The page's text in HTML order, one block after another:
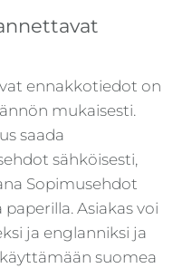
ennakkotiedot on
mukaisesti.
saada
sähköisesti,
Sopimusehdot
Asiakas voi
ja englanniksi ja
suomea